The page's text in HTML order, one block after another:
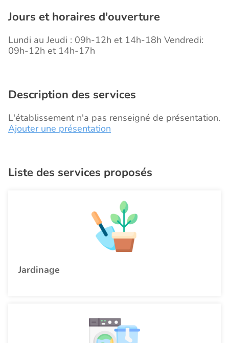
Jours et horaires d'ouverture
Lundi au Jeudi : 09h-12h et 14h-18h Vendredi:
09h-12h et 14h-17h
Description des services
L'établissement n'a pas renseigné de présentation.
Ajouter une présentation
Liste des services proposés
Jardinage